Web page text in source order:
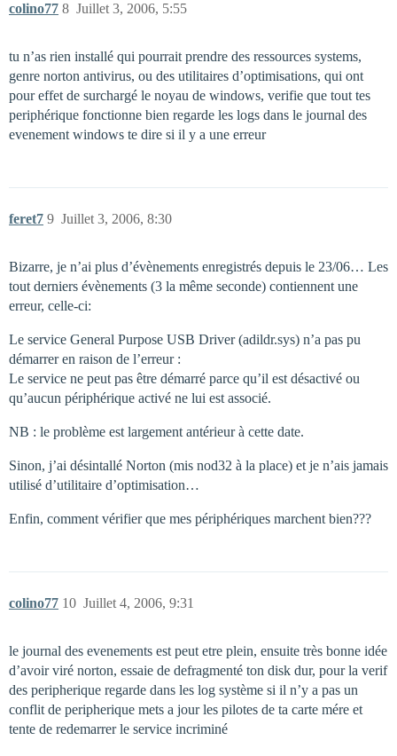
colino77 Juillet 3, 2006, 5:55
8
tu n’as rien installé qui pourrait prendre des ressources systems,
genre norton antivirus, ou des utilitaires d’optimisations, qui ont
pour effet de surchargé le noyau de windows, verifie que tout tes
periphérique fonctionne bien regarde les logs dans le journal des
evenement windows te dire si il y a une erreur
feret7 Juillet 3, 2006, 8:30
9
Bizarre, je n’ai plus d’évènements enregistrés depuis le 23/06… Les
tout derniers évènements (3 la même seconde) contiennent une
erreur, celle-ci:
Le service General Purpose USB Driver (adildr.sys) n’a pas pu
démarrer en raison de l’erreur :
Le service ne peut pas être démarré parce qu’il est désactivé ou
qu’aucun périphérique activé ne lui est associé.
NB : le problème est largement antérieur à cette date.
Sinon, j’ai désintallé Norton (mis nod32 à la place) et je n’ais jamais
utilisé d’utilitaire d’optimisation…
Enfin, comment vérifier que mes périphériques marchent bien???
colino77 Juillet 4, 2006, 9:31
10
le journal des evenements est peut etre plein, ensuite très bonne idée
d’avoir viré norton, essaie de defragmenté ton disk dur, pour la verif
des peripherique regarde dans les log système si il n’y a pas un
conflit de peripherique mets a jour les pilotes de ta carte mére et
tente de redemarrer le service incriminé